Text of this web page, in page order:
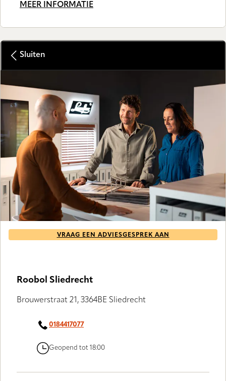
MEER INFORMATIE
Sluiten
VRAAG EEN ADVIESGESPREK AAN
Roobol Sliedrecht
Brouwerstraat 21, 3364BE Sliedrecht
0184417077
Geopend tot 18:00